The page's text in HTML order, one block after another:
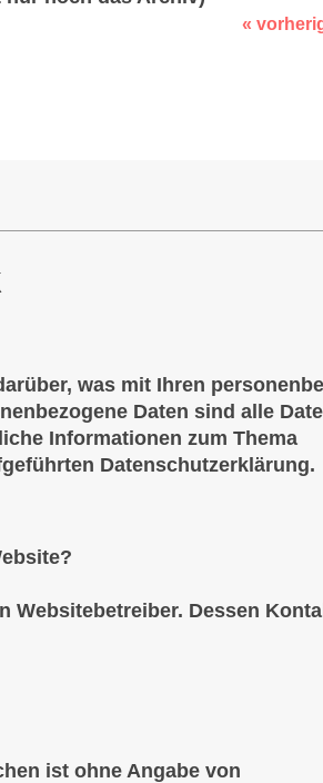
«
was mit Ihren
Daten sind alle
Informationen zum Thema
Datenschutzerklärung.
Websitebetreiber. Dessen
ist ohne Angabe von